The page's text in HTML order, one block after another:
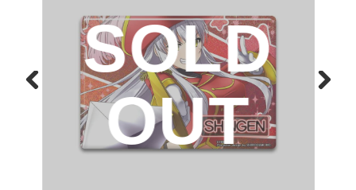
バッジ２【シンゲン】
¥550 （税込）